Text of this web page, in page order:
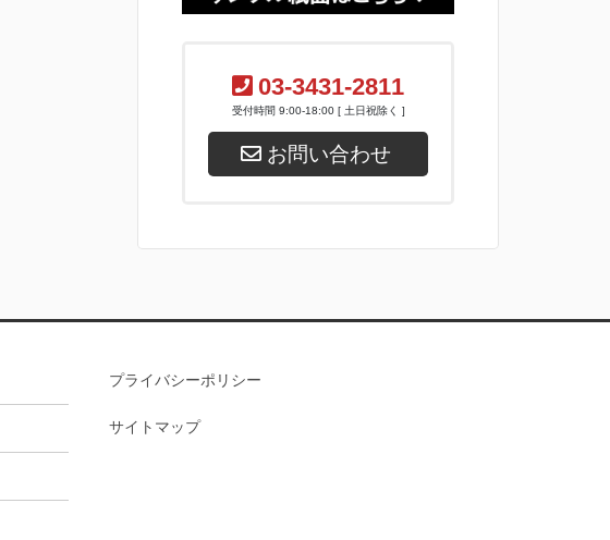
03-3431-2811
受付時間 9:00-18:00 [ 土日祝除く ]
お問い合わせ
プライバシーポリシー
サイトマップ